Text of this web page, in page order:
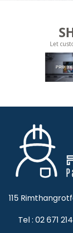
Let
115
Tel : 02 671